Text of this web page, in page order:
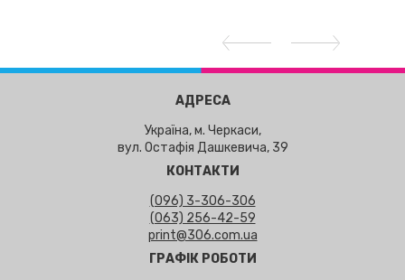
АДРЕСА
Україна, м. Черкаси,
вул. Остафія Дашкевича, 39
КОНТАКТИ
(096) 3-306-306
(063) 256-42-59
print@306.com.ua
ГРАФІК РОБОТИ